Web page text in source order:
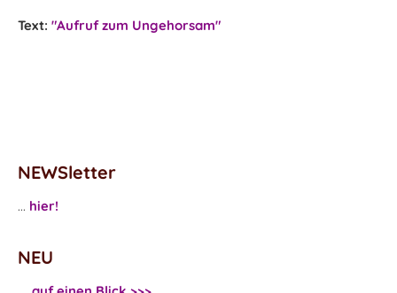
Text: "Aufruf zum Ungehorsam"
NEWSletter
... hier!
NEU